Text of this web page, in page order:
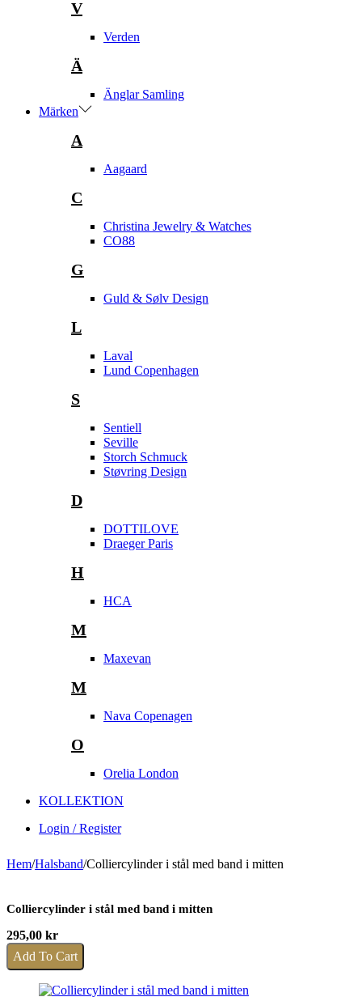
V
Verden
Ä
Änglar Samling
Märken
A
Aagaard
C
Christina Jewelry & Watches
CO88
G
Guld & Sølv Design
L
Laval
Lund Copenhagen
S
Sentiell
Seville
Storch Schmuck
Støvring Design
D
DOTTILOVE
Draeger Paris
H
HCA
M
Maxevan
M
Nava Copenagen
O
Orelia London
KOLLEKTION
Login / Register
Hem/Halsband/Colliercylinder i stål med band i mitten
Colliercylinder i stål med band i mitten
295,00 kr
Add To Cart